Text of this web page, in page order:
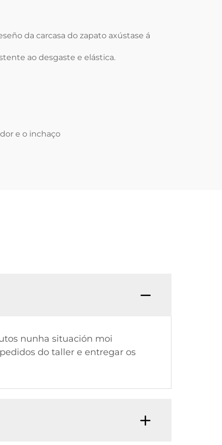
da carcasa do zapato axústase á
ao desgaste e elástica.
e o inchaço
nunha situación moi
do taller e entregar os